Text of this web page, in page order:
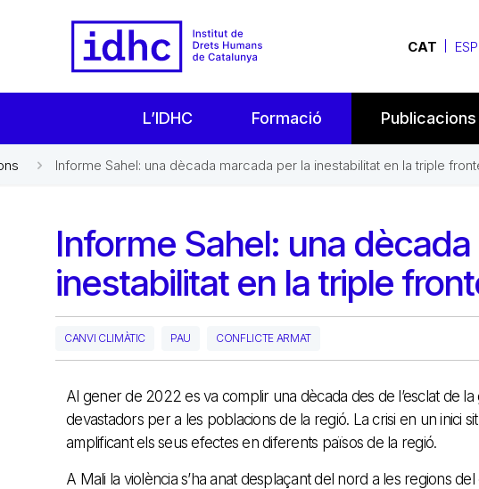
CAT ESP
L’IDHC Formació Publicacions
Informe Sahel: una dècada marcada per la inestabilitat en la triple
Informe Sahel: una
inestabilitat en la triple
CANVI CLIMÀTIC PAU CONFLICTE ARMAT
Al gener de 2022 es va complir una dècada des de l’esclat de
devastadors per a les poblacions de la regió. La crisi en un inici
amplificant els seus efectes en diferents països de la regió.
A Mali la violència s’ha anat desplaçant del nord a les regions